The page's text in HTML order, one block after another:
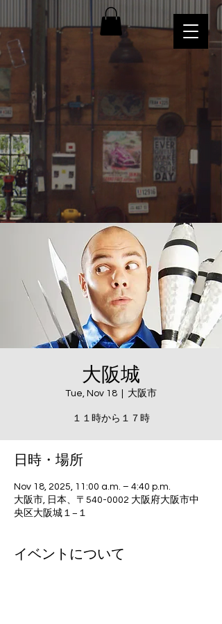
大阪城
Tue, Nov 18 大阪市
１１時から１７時
日時・場所
Nov 18, 2025, 11:00 a.m. – 4:40 p.m.
大阪市, 日本、〒540-0002 大阪府大阪市中
央区大阪城１−１
イベントについて